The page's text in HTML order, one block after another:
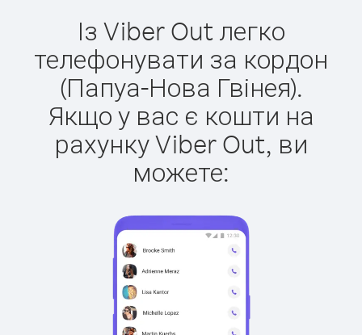
Із Viber Out легко
телефонувати за кордон
(Папуа-Нова Гвінея).
Якщо у вас є кошти на
рахунку Viber Out, ви
можете: